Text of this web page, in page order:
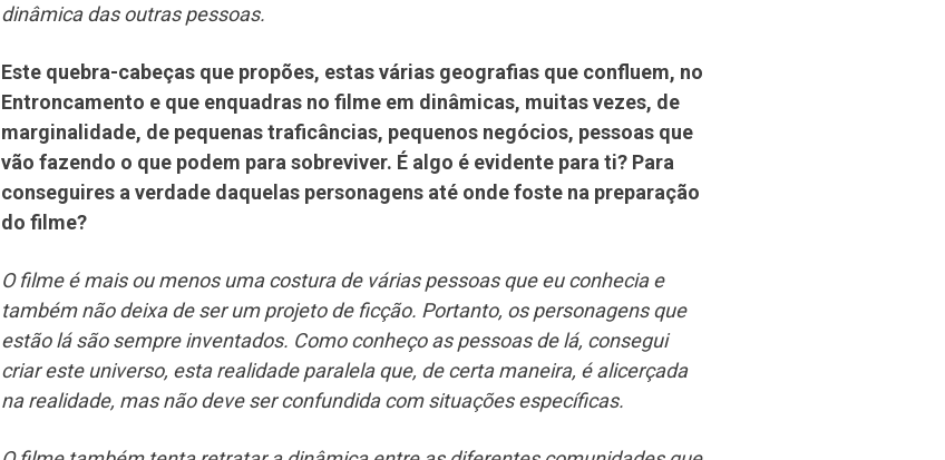
dinâmica das outras pessoas.
Este quebra-cabeças que propões, estas várias geografias que confluem, no
Entroncamento e que enquadras no filme em dinâmicas, muitas vezes, de
marginalidade, de pequenas traficâncias, pequenos negócios, pessoas que
vão fazendo o que podem para sobreviver. É algo é evidente para ti? Para
conseguires a verdade daquelas personagens até onde foste na preparação
do filme?
O filme é mais ou menos uma costura de várias pessoas que eu conhecia e
também não deixa de ser um projeto de ficção. Portanto, os personagens que
estão lá são sempre inventados. Como conheço as pessoas de lá, consegui
criar este universo, esta realidade paralela que, de certa maneira, é alicerçada
na realidade, mas não deve ser confundida com situações específicas.